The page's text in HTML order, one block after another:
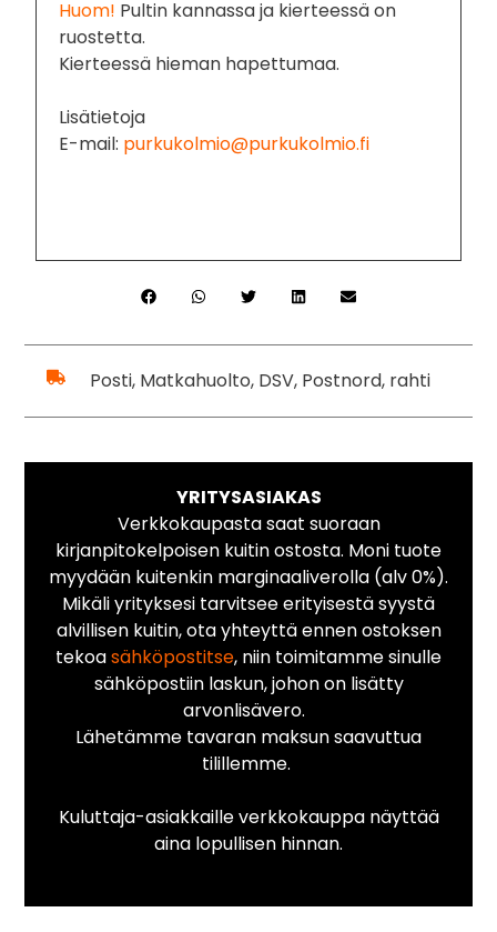
Huom! Pultin kannassa ja kierteessä on
ruostetta.
Kierteessä hieman hapettumaa.
Lisätietoja
E-mail: purkukolmio@purkukolmio.fi
Posti, Matkahuolto, DSV, Postnord, rahti
YRITYSASIAKAS
Verkkokaupasta saat suoraan
kirjanpitokelpoisen kuitin ostosta. Moni tuote
myydään kuitenkin marginaaliverolla (alv 0%).
Mikäli yrityksesi tarvitsee erityisestä syystä
alvillisen kuitin, ota yhteyttä ennen ostoksen
tekoasähköpostitse, niin toimitamme sinulle
sähköpostiin laskun, johon on lisätty
arvonlisävero.
Lähetämme tavaran maksun saavuttua
tilillemme.
Kuluttaja-asiakkaille verkkokauppa näyttää
aina lopullisen hinnan.